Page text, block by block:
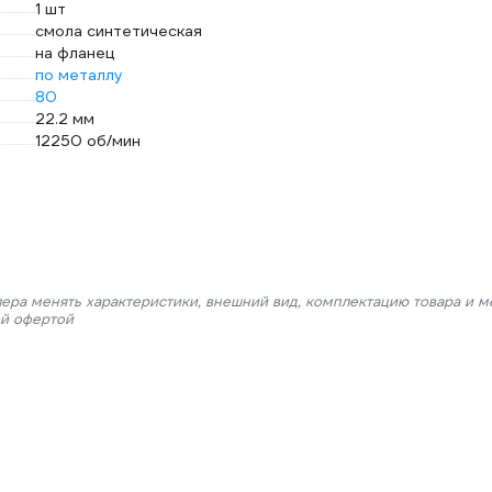
1 шт
смола синтетическая
на фланец
по металлу
80
22.2 мм
12250 об/мин
менять характеристики, внешний вид, комплектацию товара и
офертой